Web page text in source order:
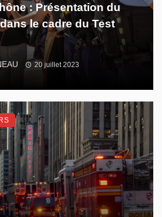
: Présentation du
le cadre du Test
20 juillet 2023